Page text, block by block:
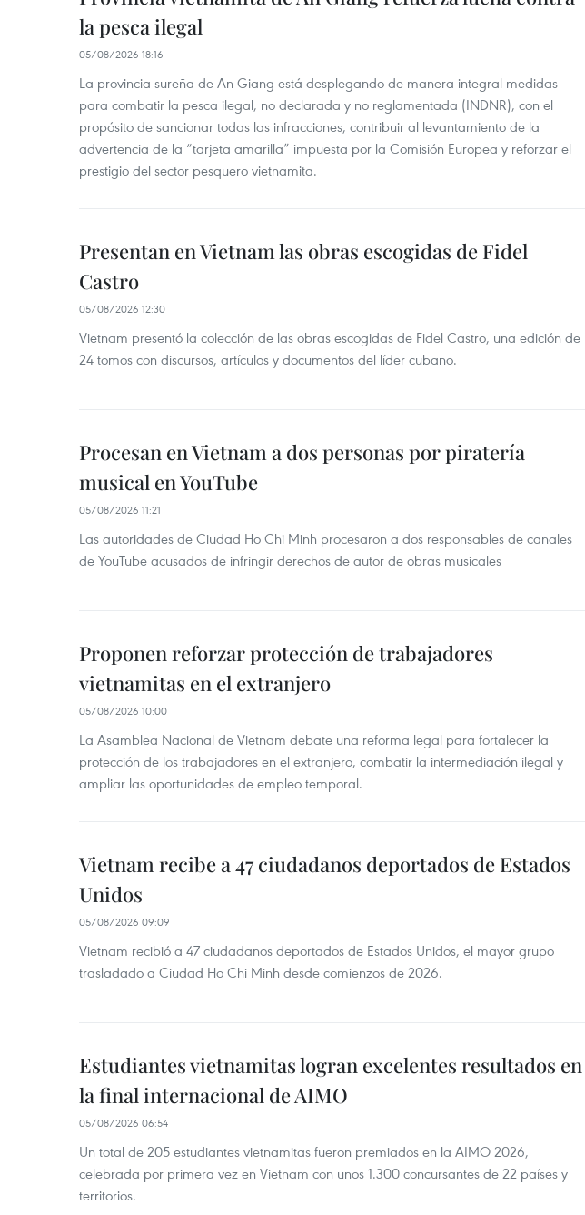
la pesca ilegal
05/08/2026 18:16
La provincia sureña de An Giang está desplegando de manera integral medidas
para combatir la pesca ilegal, no declarada y no reglamentada (INDNR), con el
propósito de sancionar todas las infracciones, contribuir al levantamiento de la
advertencia de la “tarjeta amarilla” impuesta por la Comisión Europea y reforzar el
prestigio del sector pesquero vietnamita.
Presentan en Vietnam las obras escogidas de Fidel
Castro
05/08/2026 12:30
Vietnam presentó la colección de las obras escogidas de Fidel Castro, una edición de
24 tomos con discursos, artículos y documentos del líder cubano.
Procesan en Vietnam a dos personas por piratería
musical en YouTube
05/08/2026 11:21
Las autoridades de Ciudad Ho Chi Minh procesaron a dos responsables de canales
de YouTube acusados de infringir derechos de autor de obras musicales
Proponen reforzar protección de trabajadores
vietnamitas en el extranjero
05/08/2026 10:00
La Asamblea Nacional de Vietnam debate una reforma legal para fortalecer la
protección de los trabajadores en el extranjero, combatir la intermediación ilegal y
ampliar las oportunidades de empleo temporal.
Vietnam recibe a 47 ciudadanos deportados de Estados
Unidos
05/08/2026 09:09
Vietnam recibió a 47 ciudadanos deportados de Estados Unidos, el mayor grupo
trasladado a Ciudad Ho Chi Minh desde comienzos de 2026.
Estudiantes vietnamitas logran excelentes resultados en
la final internacional de AIMO
05/08/2026 06:54
Un total de 205 estudiantes vietnamitas fueron premiados en la AIMO 2026,
celebrada por primera vez en Vietnam con unos 1.300 concursantes de 22 países y
territorios.